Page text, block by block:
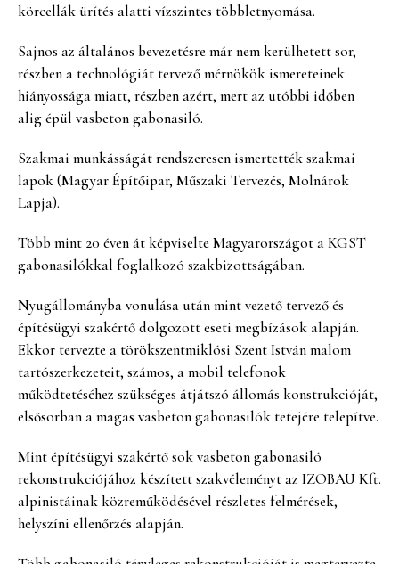
körcellák ürítés alatti vízszintes többletnyomása.
Sajnos az általános bevezetésre már nem kerülhetett sor,
részben a technológiát tervező mérnökök ismereteinek
hiányossága miatt, részben azért, mert az utóbbi időben
alig épül vasbeton gabonasiló.
Szakmai munkásságát rendszeresen ismertették szakmai
lapok (Magyar Építőipar, Műszaki Tervezés, Molnárok
Lapja).
Több mint 20 éven át képviselte Magyarországot a KGST
gabonasilókkal foglalkozó szakbizottságában.
Nyugállományba vonulása után mint vezető tervező és
építésügyi szakértő dolgozott eseti megbízások alapján.
Ekkor tervezte a törökszentmiklósi Szent István malom
tartószerkezeteit, számos, a mobil telefonok
működtetéséhez szükséges átjátszó állomás konstrukcióját,
elsősorban a magas vasbeton gabonasilók tetejére telepítve.
Mint építésügyi szakértő sok vasbeton gabonasiló
rekonstrukciójához készített szakvéleményt az IZOBAU Kft.
alpinistáinak közreműködésével részletes felmérések,
helyszíni ellenőrzés alapján.